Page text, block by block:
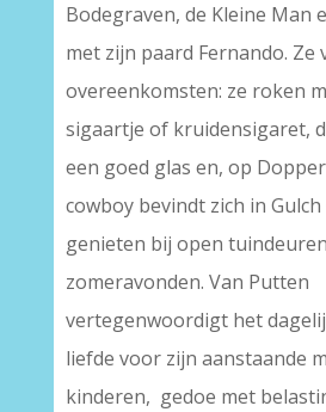
Bodegraven, de Kleine Man
met zijn paard Fernando. Ze
overeenkomsten: ze roken
sigaartje of kruidensigaret,
een goed glas en, op
cowboy bevindt zich in Gulch
genieten bij open
zomeravonden. Van Putten
vertegenwoordigt het
liefde voor zijn aanstaande
kinderen, gedoe met